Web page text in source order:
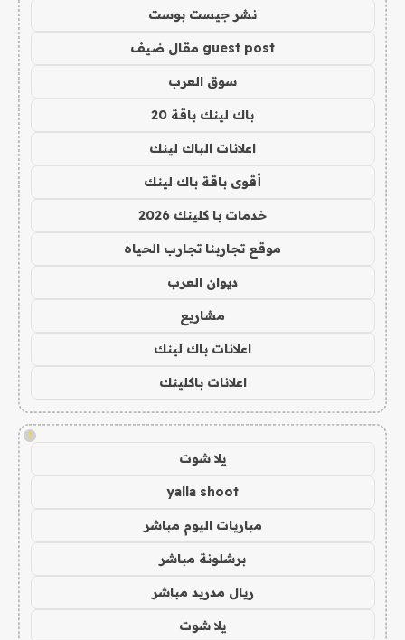
نشر جيست بوست
guest post مقال ضيف
سوق العرب
باك لينك باقة 20
اعلانات الباك لينك
أقوى باقة باك لينك
خدمات با كلينك 2026
موقع تجاربنا تجارب الحياه
ديوان العرب
مشاريع
اعلانات باك لينك
اعلانات باكلينك
!
يلا شوت
yalla shoot
مباريات اليوم مباشر
برشلونة مباشر
ريال مدريد مباشر
يلا شوت